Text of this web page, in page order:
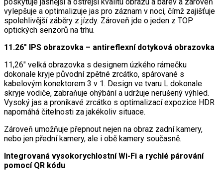
vylepšuje a optimalizuje jas pro záznam v noci, čímž zajišťuje
spolehlivější záběry z jízdy. Zároveň jde o jeden z TOP
optických senzorů na trhu.
11.26″ IPS obrazovka – antireflexní dotyková obrazovka
11,26″ velká obrazovka s designem úzkého rámečku
dokonale kryje původní zpětné zrcátko, spárované s
kabelovým konektorem 3 v 1. Design ve tvaru L dokonale
skryje vodiče, zabraňuje ohýbání a udržuje nerušený výhled.
Vysoký jas a pronikavé zrcátko s optimalizací expozice HDR
napomáhá čitelnosti za jakékoliv situace.
Zároveň umožňuje přepnout nejen na obraz zadní kamery,
nebo jen přední kamery, ale i obě kamery současně.
Integrovaná vysokorychlostní Wi-Fi a rychlé párování
pomocí QR kódu